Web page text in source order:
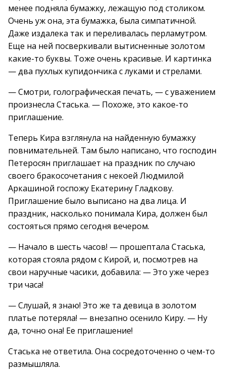
менее подняла бумажку, лежащую под столиком.
Очень уж она, эта бумажка, была симпатичной.
Даже издалека так и переливалась перламутром.
Еще на ней посверкивали вытисненные золотом
какие-то буквы. Тоже очень красивые. И картинка
— два пухлых купидончика с луками и стрелами.
— Смотри, голографическая печать, — с уважением
произнесла Стаська. — Похоже, это какое-то
приглашение.
Теперь Кира взглянула на найденную бумажку
повнимательней. Там было написано, что господин
Петеросян приглашает на праздник по случаю
своего бракосочетания с некоей Людмилой
Аркашиной госпожу Екатерину Гладкову.
Приглашение было выписано на два лица. И
праздник, насколько понимала Кира, должен был
состояться прямо сегодня вечером.
— Начало в шесть часов! — прошептала Стаська,
которая стояла рядом с Кирой, и, посмотрев на
свои наручные часики, добавила: — Это уже через
три часа!
— Слушай, я знаю! Это же та девица в золотом
платье потеряла! — внезапно осенило Киру. — Ну
да, точно она! Ее приглашение!
Стаська не ответила. Она сосредоточенно о чем-то
размышляла.